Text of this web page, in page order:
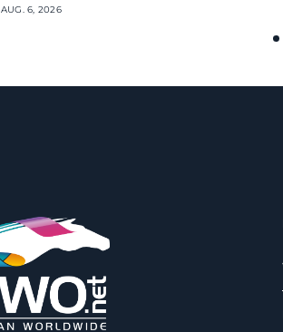
AUG. 6, 2026